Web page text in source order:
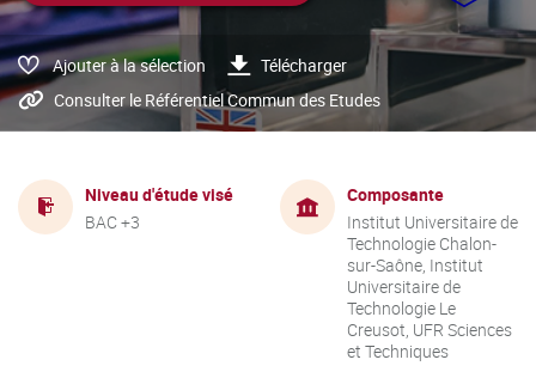
Ajouter à la sélection
Télécharger
Consulter le Référentiel Commun des Etudes
Niveau d'étude visé
BAC +3
Composante
Institut Universitaire de
Technologie Chalon-
sur-Saône, Institut
Universitaire de
Technologie Le
Creusot, UFR Sciences
et Techniques